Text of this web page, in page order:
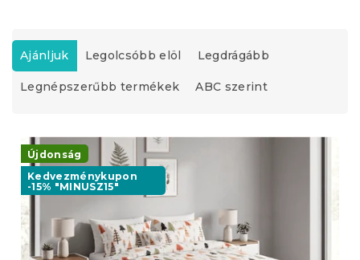
T
e
r
m
e
k
e
n
d
e
Ajánljuk Legolcsóbb elöl Legdrágább
Legnépszerűbb termékek ABC szerint
m
k
Újdonság
Kedvezménykupon
-15% "MINUSZ15"